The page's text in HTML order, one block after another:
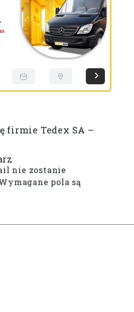
firmie Tedex SA –
nie zostanie
pola są